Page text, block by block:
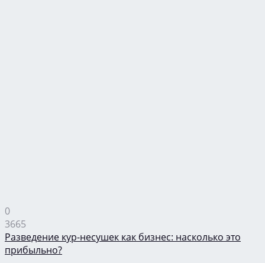
0
3665
Разведение кур-несушек как бизнес: насколько это
прибыльно?